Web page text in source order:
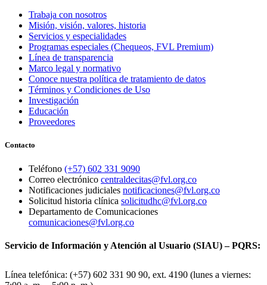
Trabaja con nosotros
Misión, visión, valores, historia
Servicios y especialidades
Programas especiales (Chequeos, FVL Premium)
Línea de transparencia
Marco legal y normativo
Conoce nuestra política de tratamiento de datos
Términos y Condiciones de Uso
Investigación
Educación
Proveedores
Contacto
Teléfono (+57) 602 331 9090
Correo electrónico centraldecitas@fvl.org.co
Notificaciones judiciales notificaciones@fvl.org.co
Solicitud historia clínica solicitudhc@fvl.org.co
Departamento de Comunicaciones
comunicaciones@fvl.org.co
Servicio de Información y Atención al Usuario (SIAU) – PQRS:
Línea telefónica: (+57) 602 331 90 90, ext. 4190 (lunes a viernes: